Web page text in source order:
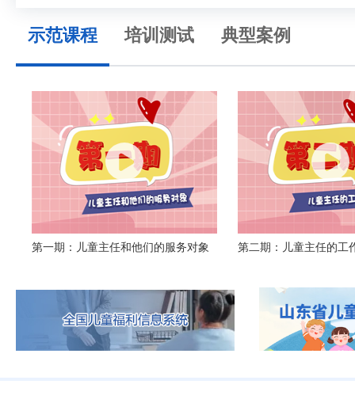
示范课程 培训测试 典型案例
第一期：儿童主任和他们的服务对象 第二期：儿童主任的工